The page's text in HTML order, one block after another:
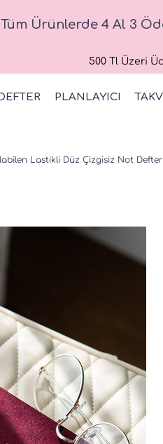
Tüm Ürünlerde 4 Al 3
500 Tl Üzeri
DEFTER PLANLAYICI
Lastikli Düz Çizgisiz Not